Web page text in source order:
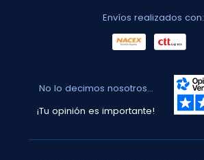
Envíos realizados con:
No lo decimos nosotros...
¡Tu opinión es importante!